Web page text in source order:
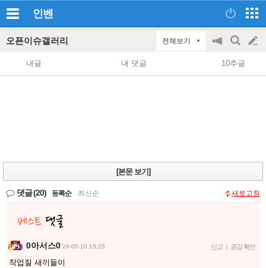
인벤
오픈이슈갤러리 전체보기
공
지
on/off
검
색
글
쓰
내글 내 댓글 10추글
[본문 보기]
댓글(20) 등록순 최신순 새로고침
0아서스0 26-05-10 15:25 신고 | 공감 확인
작업질 새끼들이